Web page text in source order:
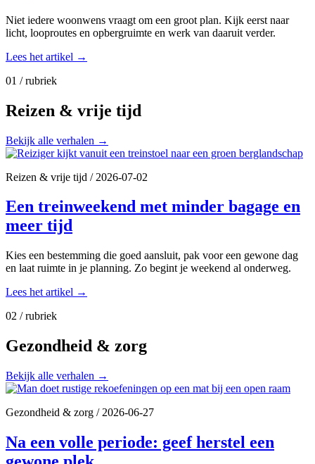
Niet iedere woonwens vraagt om een groot plan. Kijk eerst naar
licht, looproutes en opbergruimte en werk van daaruit verder.
Lees het artikel →
01 / rubriek
Reizen & vrije tijd
Bekijk alle verhalen →
Reizen & vrije tijd /2026-07-02
Een treinweekend met minder bagage en
meer tijd
Kies een bestemming die goed aansluit, pak voor een gewone dag
en laat ruimte in je planning. Zo begint je weekend al onderweg.
Lees het artikel →
02 / rubriek
Gezondheid & zorg
Bekijk alle verhalen →
Gezondheid & zorg /2026-06-27
Na een volle periode: geef herstel een